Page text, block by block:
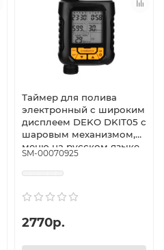
Таймер для полива
электронный c широким
дисплеем DEKO DKIT05 с
шаровым механизмом,
меню на русском языке
065-0346
SM-00070925
2770р.